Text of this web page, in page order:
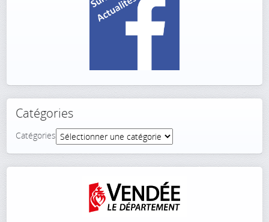
Catégories
Catégories